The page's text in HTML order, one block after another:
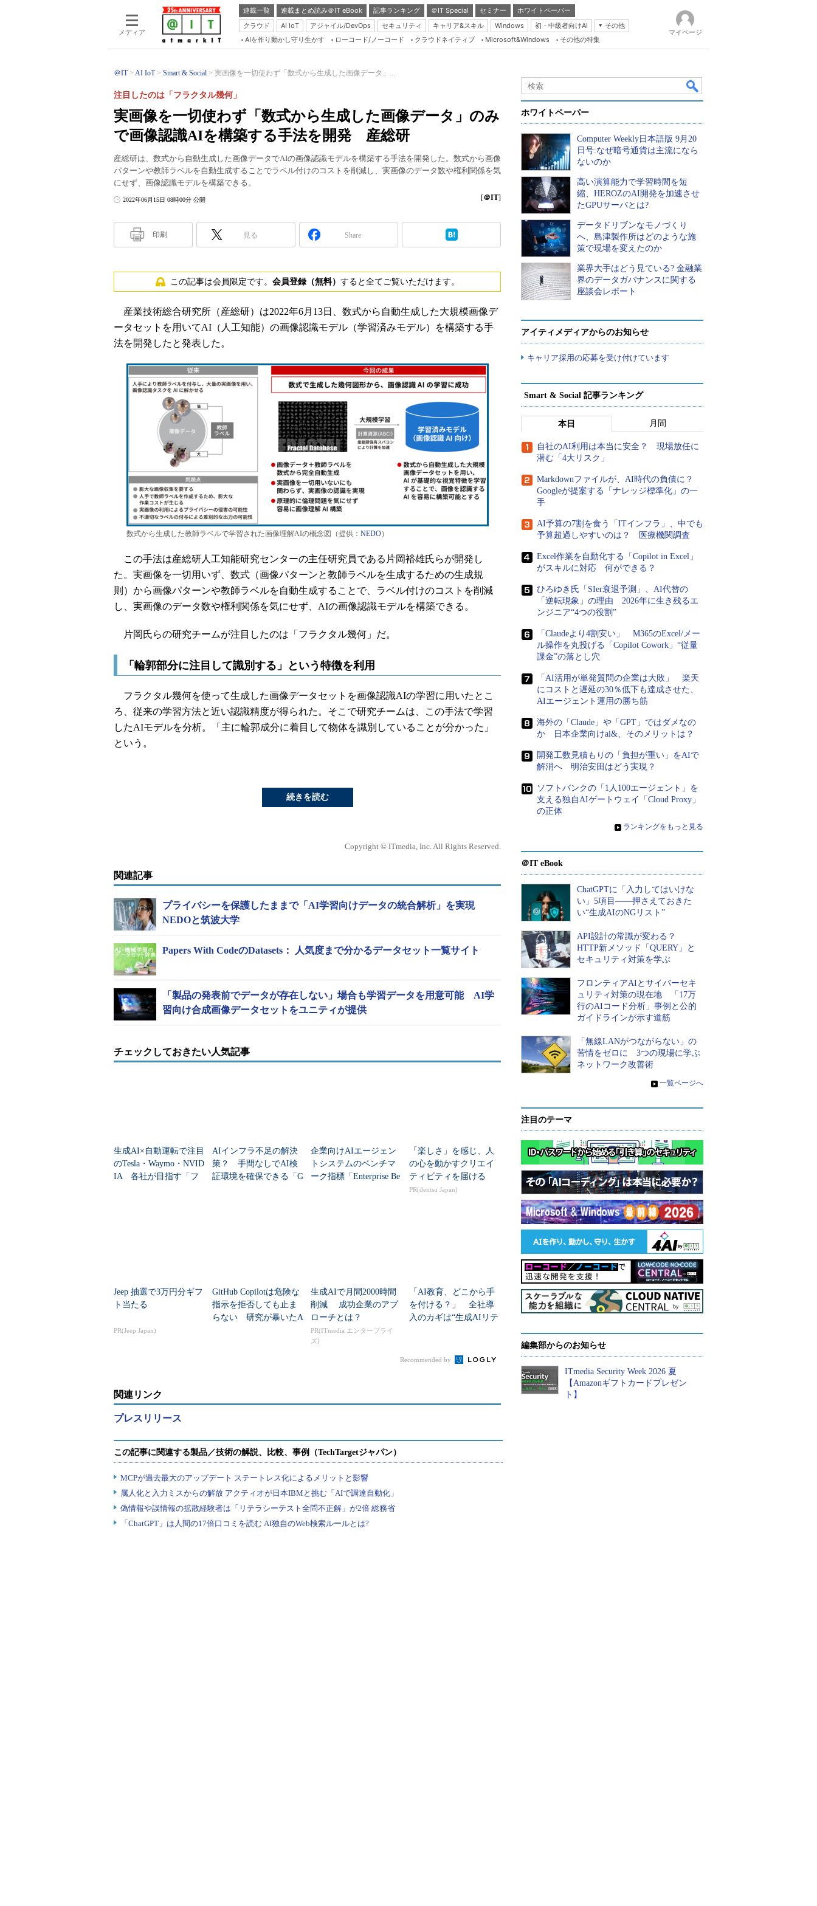
メディア
連載一覧 連載まとめ読み＠IT eBook 記事ランキング ＠IT Special セミナー
ホワイトペーパー
クラウド
AI IoT アジャイル/DevOps セキュリティ キャリア&スキル Windows 初・中級者向けAI
その他
Server & Storage
Java Agile
Database Expert
Linux ＆ OSS
Master of IP Network
Security & Trust
Test & Tools
AIを作り動かし守り生かす ローコード/ノーコード クラウドネイティブ Microsoft&Windows その他の特集
マイページ
＠IT AI IoT Smart & Social 実画像を一切使わず「数式から生成した画像データ」...
実画像を一切使わず「数式から生成した画像データ」のみ
で画像認識AIを構築する手法を開発 産総研
注目したのは「フラクタル幾何」
産総研は、数式から自動生成した画像データでAIの画像認識モデルを構築する手法を開発した。数式から画像
パターンや教師ラベルを自動生成することでラベル付けのコストを削減し、実画像のデータ数や権利関係を気
にせず、画像認識モデルを構築できる。
2022年06月15日 08時00分 公開 [＠IT]
印刷 見る Share
この記事は会員限定です。 会員登録（無料） すると全てご覧いただけます。
産業技術総合研究所（産総研）は2022年6月13日、数式から自動生成した大規模画像デ
ータセットを用いてAI（人工知能）の画像認識モデル（学習済みモデル）を構築する手
法を開発したと発表した。
数式から生成した教師ラベルで学習された画像理解AIの概念図（提供： NEDO）
この手法は産総研人工知能研究センターの主任研究員である片岡裕雄氏らが開発し
た。実画像を一切用いず、数式（画像パターンと教師ラベルを生成するための生成規
則）から画像パターンや教師ラベルを自動生成することで、ラベル付けのコストを削減
し、実画像のデータ数や権利関係を気にせず、AIの画像認識モデルを構築できる。
片岡氏らの研究チームが注目したのは「フラクタル幾何」だ。
「輪郭部分に注目して識別する」という特徴を利用
フラクタル幾何を使って生成した画像データセットを画像認識AIの学習に用いたとこ
ろ、従来の学習方法と近い認識精度が得られた。そこで研究チームは、この手法で学習
したAIモデルを分析。「主に輪郭成分に着目して物体を識別していることが分かった」
という。
続きを読む
Copyright © ITmedia, Inc. All Rights Reserved.
関連記事
プライバシーを保護したままで「AI学習向けデータの統合解析」を実現
NEDOと筑波大学
Papers With CodeのDatasets： 人気度まで分かるデータセット一覧サイト
「製品の発表前でデータが存在しない」場合も学習データを用意可能 AI学
習向け合成画像データセットをユニティが提供
チェックしておきたい人気記事
生成AI×自動運転で注目
のTesla・Waymo・NVID
IA 各社が目指す「フ
AIインフラ不足の解決
策？ 手間なしでAI検
証環境を確保できる「G
企業向けAIエージェン
トシステムのベンチマ
ーク指標「Enterprise Be
「楽しさ」を感じ、人
の心を動かすクリエイ
ティビティを届ける
PR(dentsu Japan)
Jeep 抽選で3万円分ギフ
ト当たる
PR(Jeep Japan)
GitHub Copilotは危険な
指示を拒否しても止ま
らない 研究が暴いたA
生成AIで月間2000時間
削減 成功企業のアプ
ローチとは？
PR(ITmedia エンタープライ
ズ)
「AI教育、どこから手
を付ける？」 全社導
入のカギは“生成AIリテ
Recommended by
関連リンク
プレスリリース
ホワイトペーパー
Computer Weekly日本語版 9月20
日号:なぜ暗号通貨は主流になら
ないのか
高い演算能力で学習時間を短
縮、HEROZのAI開発を加速させ
たGPUサーバとは?
データドリブンなモノづくり
へ、島津製作所はどのような施
策で現場を変えたのか
業界大手はどう見ている? 金融業
界のデータガバナンスに関する
座談会レポート
アイティメディアからのお知らせ
キャリア採用の応募を受け付けています
Smart & Social 記事ランキング
本日 月間
自社のAI利用は本当に安全？ 現場放任に
潜む「4大リスク」
Markdownファイルが、AI時代の負債に？
Googleが提案する「ナレッジ標準化」の一
手
AI予算の7割を食う「ITインフラ」、中でも
予算超過しやすいのは？ 医療機関調査
Excel作業を自動化する「Copilot in Excel」
がスキルに対応 何ができる？
ひろゆき氏「SIer衰退予測」、AI代替の
「逆転現象」の理由 2026年に生き残るエ
ンジニア“4つの役割”
「Claudeより4割安い」 M365のExcel/メー
ル操作を丸投げる「Copilot Cowork」“従量
課金”の落とし穴
「AI活用が単発質問の企業は大敗」 楽天
にコストと遅延の30％低下も達成させた、
AIエージェント運用の勝ち筋
海外の「Claude」や「GPT」ではダメなの
か 日本企業向けai&、そのメリットは？
開発工数見積もりの「負担が重い」をAIで
解消へ 明治安田はどう実現？
ソフトバンクの「1人100エージェント」を
支える独自AIゲートウェイ「Cloud Proxy」
の正体
» ランキングをもっと見る
＠IT eBook
ChatGPTに「入力してはいけな
い」5項目――押さえておきた
い“生成AIのNGリスト”
API設計の常識が変わる？
HTTP新メソッド「QUERY」と
セキュリティ対策を学ぶ
フロンティアAIとサイバーセキ
ュリティ対策の現在地 「17万
行のAIコード分析」事例と公的
ガイドラインが示す道筋
「無線LANがつながらない」の
苦情をゼロに 3つの現場に学ぶ
ネットワーク改善術
» 一覧ページへ
注目のテーマ
編集部からのお知らせ
ITmedia Security Week 2026 夏
【Amazonギフトカードプレゼン
ト】